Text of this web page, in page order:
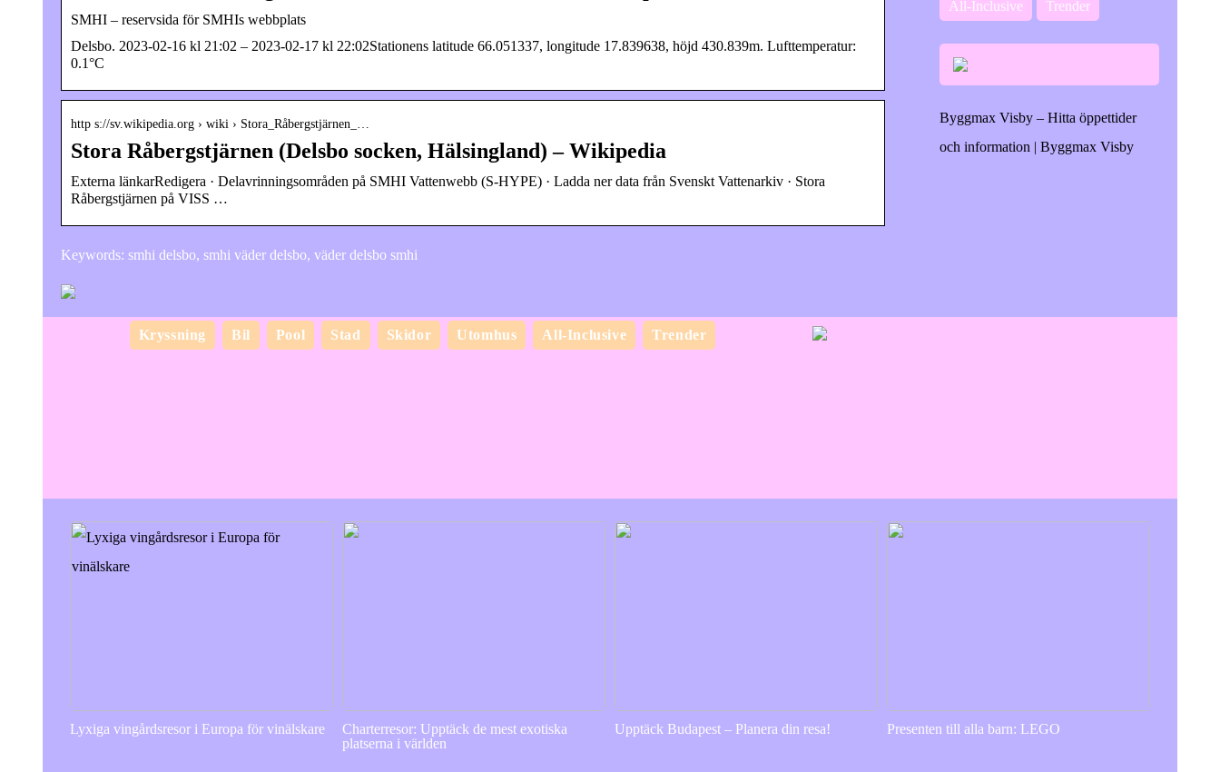
SMHI – reservsida för SMHIs webbplats
Delsbo. 2023-02-16 kl 21:02 – 2023-02-17 kl 22:02Stationens latitude 66.051337, longitude 17.839638, höjd 430.839m. Lufttemperatur:
0.1°C
http s://sv.wikipedia.org › wiki › Stora_Råbergstjärnen_…
Stora Råbergstjärnen (Delsbo socken, Hälsingland) – Wikipedia
Externa länkarRedigera · Delavrinningsområden på SMHI Vattenwebb (S-HYPE) · Ladda ner data från Svenskt Vattenarkiv · Stora
Råbergstjärnen på VISS …
Keywords: smhi delsbo, smhi väder delsbo, väder delsbo smhi
All-Inclusive Trender
Byggmax Visby – Hitta öppettider
och information | Byggmax Visby
Kryssning Bil Pool Stad Skidor Utomhus All-Inclusive Trender
Lyxiga vingårdsresor i Europa för vinälskare
Charterresor: Upptäck de mest exotiska
platserna i världen
Upptäck Budapest – Planera din resa! Presenten till alla barn: LEGO